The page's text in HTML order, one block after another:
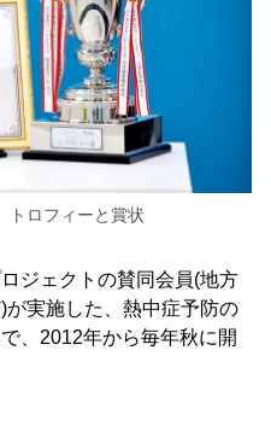
ロフィーと賞状
ジェクトの賛同会員(地方
実施した、熱中症予防の
、2012年から毎年秋に開